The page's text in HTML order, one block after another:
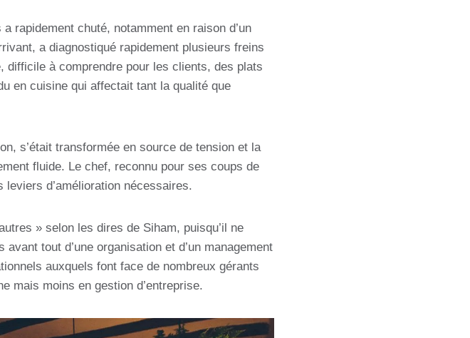
rapidement chuté, notamment en raison d’un
a diagnostiqué rapidement plusieurs freins
à comprendre pour les clients, des plats
en cuisine qui affectait tant la qualité que
s’était transformée en source de tension et la
fluide. Le chef, reconnu pour ses coups de
d’amélioration nécessaires.
» selon les dires de Siham, puisqu’il ne
tout d’une organisation et d’un management
auxquels font face de nombreux gérants
mais moins en gestion d’entreprise.